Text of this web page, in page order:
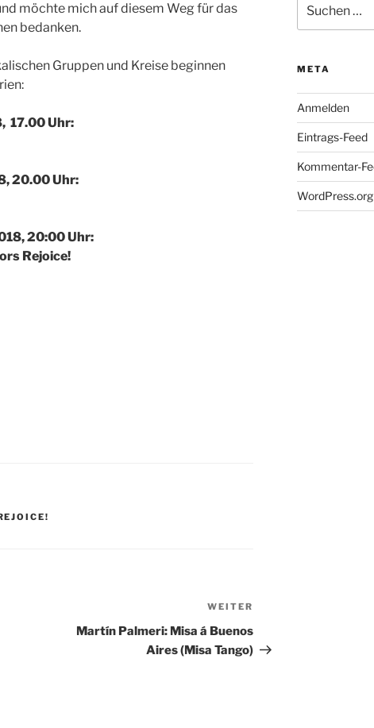
möchte mich auf diesem Weg für das
bedanken.
Gruppen und Kreise beginnen
17.00 Uhr:
20.00 Uhr:
20:00 Uhr:
Rejoice!
Beitrag
WEITER
Martín Palmeri: Misa á Buenos
Aires (Misa Tango)
nach:
META
Anmelden
Eintrags-Feed
Kommentar-
WordPress.org